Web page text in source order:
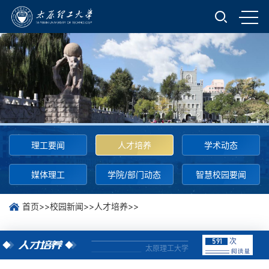
理工要闻 人才培养 学术动态
媒体理工 学院/部门动态 智慧校园要闻
首页>>校园新闻>>人才培养>>
人才培养 太原理工大学
591 次